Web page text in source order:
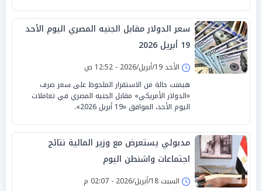
سعر الدولار مقابل الجنيه المصري اليوم الأحد
19 أبريل 2026
الأحد 19/أبريل/2026 - 12:52 ص
هيمنت حالة من الاستقرار الملحوظ على سعر صرف
«الدولار الأمريكي» مقابل الجنيه المصري في تعاملات
اليوم الأحد، الموافق «19 أبريل 2026».
مدبولي يستعرض مع وزير المالية نتائج
اجتماعات واشنطن اليوم
السبت 18/أبريل/2026 - 02:07 م